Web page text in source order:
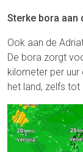
Sterke bora aan
Ook aan de
De bora zorgt
kilometer per uur
het land, zelfs